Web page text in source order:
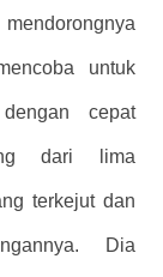
untuk
cepat
dari lima
terkejut dan
Dia